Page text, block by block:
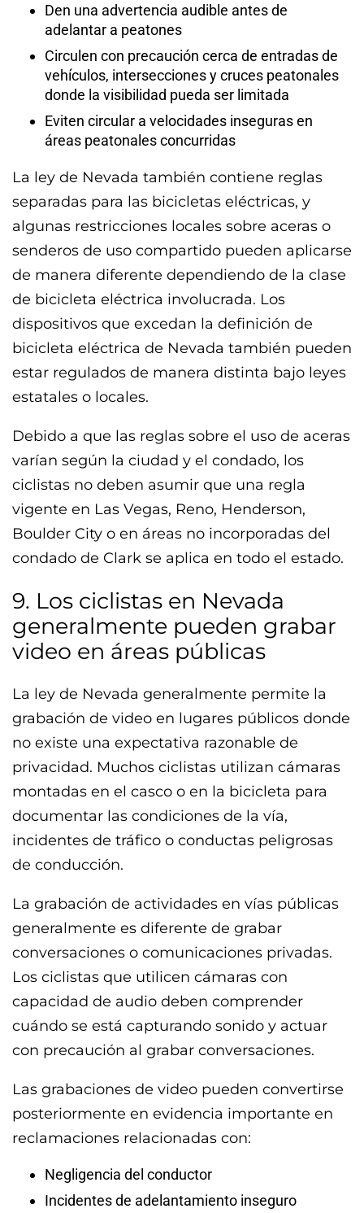
Den una advertencia audible antes de
adelantar a peatones
Circulen con precaución cerca de entradas de
vehículos, intersecciones y cruces peatonales
donde la visibilidad pueda ser limitada
Eviten circular a velocidades inseguras en
áreas peatonales concurridas
La ley de Nevada también contiene reglas
separadas para las bicicletas eléctricas, y
algunas restricciones locales sobre aceras o
senderos de uso compartido pueden aplicarse
de manera diferente dependiendo de la clase
de bicicleta eléctrica involucrada. Los
dispositivos que excedan la definición de
bicicleta eléctrica de Nevada también pueden
estar regulados de manera distinta bajo leyes
estatales o locales.
Debido a que las reglas sobre el uso de aceras
varían según la ciudad y el condado, los
ciclistas no deben asumir que una regla
vigente en Las Vegas, Reno, Henderson,
Boulder City o en áreas no incorporadas del
condado de Clark se aplica en todo el estado.
9. Los ciclistas en Nevada
generalmente pueden grabar
video en áreas públicas
La ley de Nevada generalmente permite la
grabación de video en lugares públicos donde
no existe una expectativa razonable de
privacidad. Muchos ciclistas utilizan cámaras
montadas en el casco o en la bicicleta para
documentar las condiciones de la vía,
incidentes de tráfico o conductas peligrosas
de conducción.
La grabación de actividades en vías públicas
generalmente es diferente de grabar
conversaciones o comunicaciones privadas.
Los ciclistas que utilicen cámaras con
capacidad de audio deben comprender
cuándo se está capturando sonido y actuar
con precaución al grabar conversaciones.
Las grabaciones de video pueden convertirse
posteriormente en evidencia importante en
reclamaciones relacionadas con:
Negligencia del conductor
Incidentes de adelantamiento inseguro